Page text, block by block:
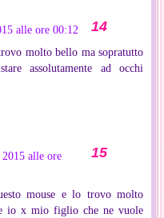
alle ore 00:12
molto bello ma sopratutto
assolutamente ad occhi
alle ore
mouse e lo trovo molto
io x mio figlio che ne vuole